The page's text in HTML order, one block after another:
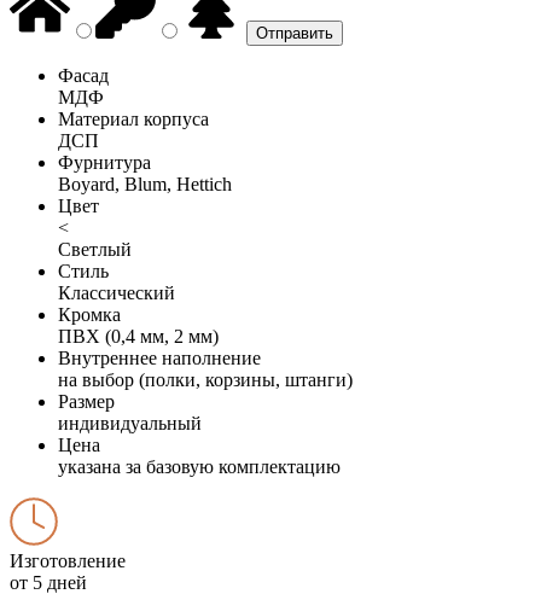
Фасад
МДФ
Материал корпуса
ДСП
Фурнитура
Boyard, Blum, Hettich
Цвет
<
Светлый
Стиль
Классический
Кромка
ПВХ (0,4 мм, 2 мм)
Внутреннее наполнение
на выбор (полки, корзины, штанги)
Размер
индивидуальный
Цена
указана за базовую комплектацию
Изготовление
от 5 дней